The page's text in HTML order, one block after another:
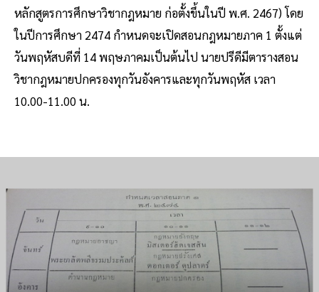
หลักสูตรการศึกษาวิชากฎหมาย ก่อตั้งขึ้นในปี พ.ศ. 2467) โดย
ในปีการศึกษา 2474 กำหนดจะเปิดสอนกฎหมายภาค 1 ตั้งแต่
วันพฤหัสบดีที่ 14 พฤษภาคมเป็นต้นไป นายปรีดีมีตารางสอน
วิชากฎหมายปกครองทุกวันอังคารและทุกวันพฤหัส เวลา
10.00-11.00 น.